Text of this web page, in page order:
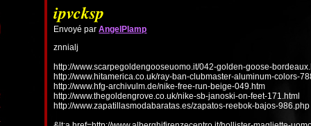
ipvcksp
Envoyé parAngelPlamp
znnialj
http://www.scarpegoldengooseuomo.it/042-golden-goose-
http://www.hitamerica.co.uk/ray-ban-clubmaster-aluminum-colors-
http://www.hfg-archivulm.de/nike-free-run-beige-049.htm
http://www.thegoldengrove.co.uk/nike-sb-janoski-on-feet-171.html
http://www.zapatillasmodabaratas.es/zapatos-reebok-bajos-986.php